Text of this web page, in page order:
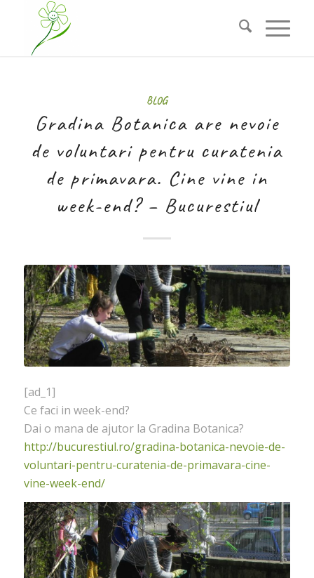
BLOG
Gradina Botanica are nevoie
de voluntari pentru curatenia
de primavara. Cine vine in
week-end? – Bucurestiul
[ad_1]
Ce faci in week-end?
Dai o mana de ajutor la Gradina Botanica?
http://bucurestiul.ro/gradina-botanica-nevoie-de-
voluntari-pentru-curatenia-de-primavara-cine-
vine-week-end/